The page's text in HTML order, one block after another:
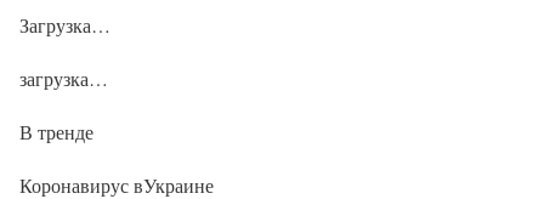
Загрузка…
загрузка…
В тренде
Коронавирус вУкраине